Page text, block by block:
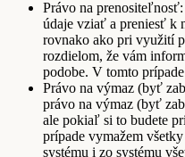
Právo na
údaje vziať a preniesť k
rovnako ako pri využití
rozdielom, že vám
podobe. V tomto
Právo na výmaz (byť
právo na výmaz (byť
ale pokiaľ si to budete
prípade vymažem
systému i zo systému